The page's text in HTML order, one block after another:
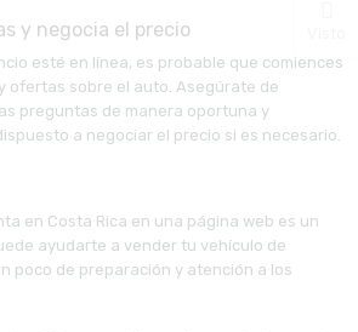
y negocia el precio
esté en línea, es probable que comiences
ofertas sobre el auto. Asegúrate de
preguntas de manera oportuna y
a negociar el precio si es necesario.
en Costa Rica en una página web es un
ayudarte a vender tu vehículo de
poco de preparación y atención a los